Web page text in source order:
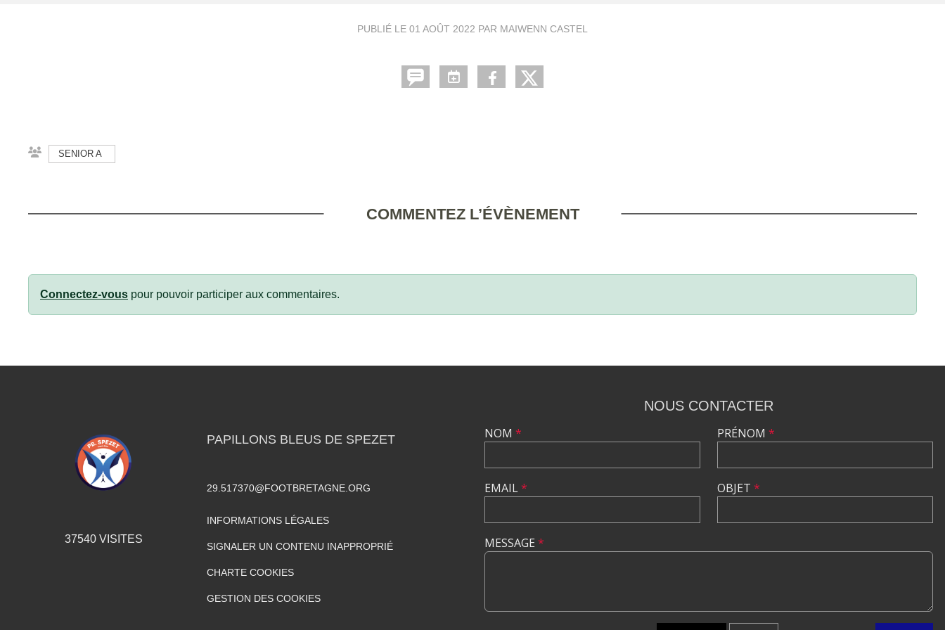
PUBLIÉ LE 01 AOÛT 2022 PAR MAIWENN CASTEL
SENIOR A
COMMENTEZ L’ÉVÈNEMENT
Connectez-vous pour pouvoir participer aux commentaires.
37540VISITES
PAPILLONS BLEUS DE SPEZET
29.517370@FOOTBRETAGNE.ORG
INFORMATIONS LÉGALES
SIGNALER UN CONTENU INAPPROPRIÉ
CHARTE COOKIES
GESTION DES COOKIES
NOUS CONTACTER
NOM *
EMAIL*
PRÉNOM *
OBJET *
MESSAGE *